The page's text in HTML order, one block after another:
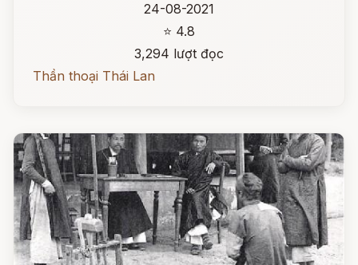
24-08-2021
⭐ 4.8
3,294 lượt đọc
Thần thoại Thái Lan